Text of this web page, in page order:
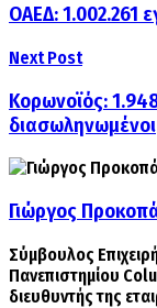
ΟΑΕΔ: 1.002.261
Next Post
Κορωνοϊός:
διασωληνωμένοι
Γιώργος
Σύμβουλος
Πανεπιστημίου
διευθυντής της